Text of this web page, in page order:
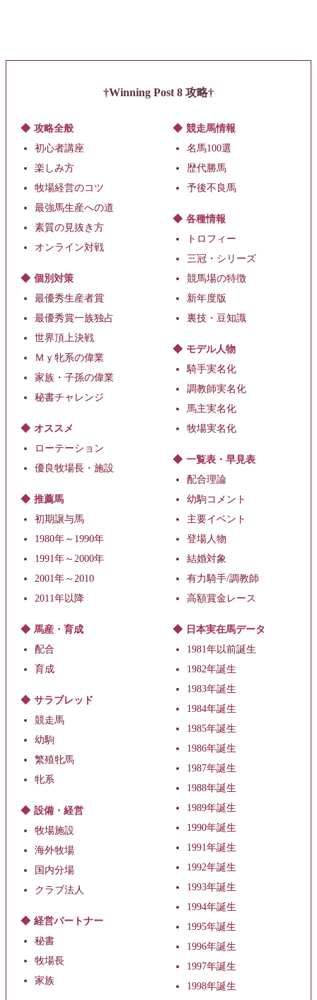
Winning Post 8 攻略
攻略全般
初心者講座
楽しみ方
牧場経営のコツ
最強馬生産への道
素質の見抜き方
オンライン対戦
個別対策
最優秀生産者賞
最優秀賞一族独占
世界頂上決戦
Ｍｙ牝系の偉業
家族・子孫の偉業
秘書チャレンジ
オススメ
ローテーション
優良牧場長・施設
推薦馬
初期譲与馬
1980年～1990年
1991年～2000年
2001年～2010
2011年以降
馬産・育成
配合
育成
サラブレッド
競走馬
幼駒
繁殖牝馬
牝系
設備・経営
牧場施設
海外牧場
国内分場
クラブ法人
経営パートナー
秘書
牧場長
家族
競走馬情報
名馬100選
歴代勝馬
予後不良馬
各種情報
トロフィー
三冠・シリーズ
競馬場の特徴
新年度版
裏技・豆知識
モデル人物
騎手実名化
調教師実名化
馬主実名化
牧場実名化
一覧表・早見表
配合理論
幼駒コメント
主要イベント
登場人物
結婚対象
有力騎手/調教師
高額賞金レース
日本実在馬データ
1981年以前誕生
1982年誕生
1983年誕生
1984年誕生
1985年誕生
1986年誕生
1987年誕生
1988年誕生
1989年誕生
1990年誕生
1991年誕生
1992年誕生
1993年誕生
1994年誕生
1995年誕生
1996年誕生
1997年誕生
1998年誕生